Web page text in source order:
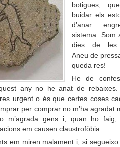
botigues,
buidar els
d’anar
sistema. Som
dies de les
Aneu de
queda res!
He de
any no he anat de
urgent o és que certes coses
per comprar no m’ha agradat
m’agrada gens i, quan ho faig,
em causen claustrofòbia.
em miren malament i, si